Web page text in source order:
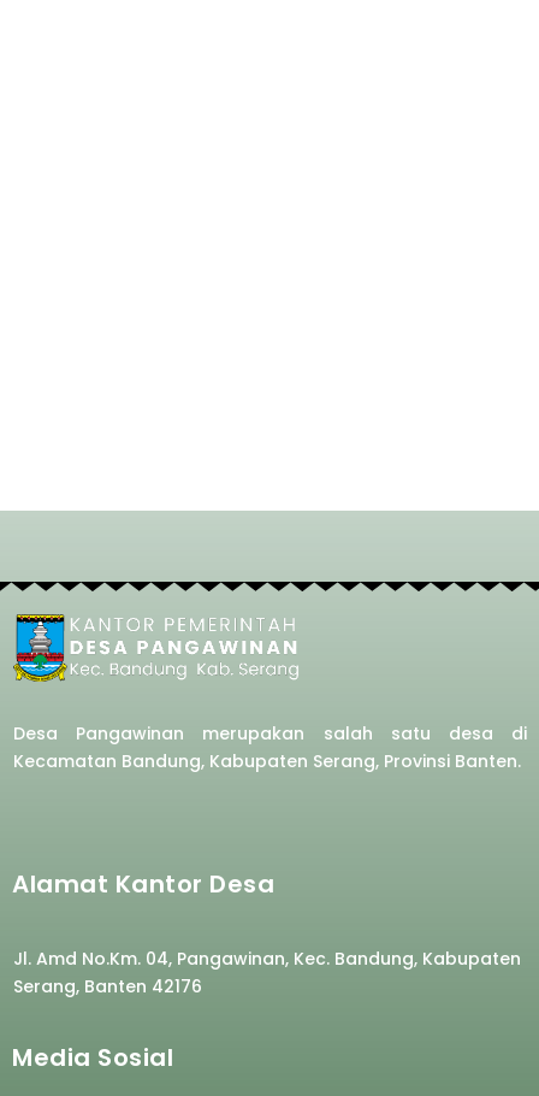
Desa Pangawinan merupakan salah satu desa di
Kecamatan Bandung, Kabupaten Serang, Provinsi Banten.
Alamat Kantor Desa
Jl. Amd No.Km. 04, Pangawinan, Kec. Bandung, Kabupaten
Serang, Banten 42176
Media Sosial